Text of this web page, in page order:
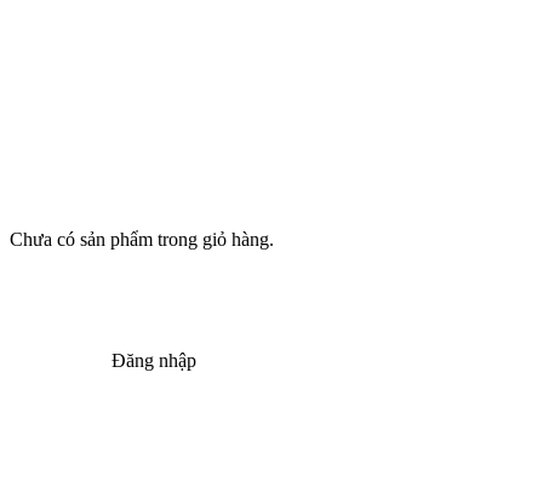
Chưa có sản phẩm trong giỏ hàng.
Đăng nhập